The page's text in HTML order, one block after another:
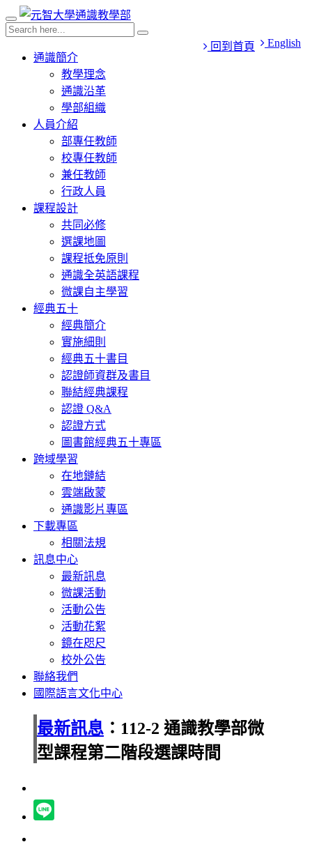
English
回到首頁
通識簡介
教學理念
通識沿革
學部組織
人員介紹
部專任教師
校專任教師
兼任教師
行政人員
課程設計
共同必修
選課地圖
課程抵免原則
通識全英語課程
微課自主學習
經典五十
經典簡介
實施細則
經典五十書目
認證師資群及書目
聯結經典課程
認證 Q&A
認證方式
圖書館經典五十專區
跨域學習
在地鏈結
雲端啟蒙
通識影片專區
下載專區
相關法規
訊息中心
最新訊息
微課活動
活動公告
活動花絮
鏡在咫尺
校外公告
聯絡我們
國際語言文化中心
最新訊息 ：112-2 通識教學部微
型課程第二階段選課時間